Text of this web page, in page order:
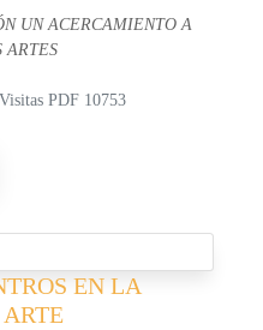
UN ACERCAMIENTO A
ARTES
Visitas PDF 10753
EN LA